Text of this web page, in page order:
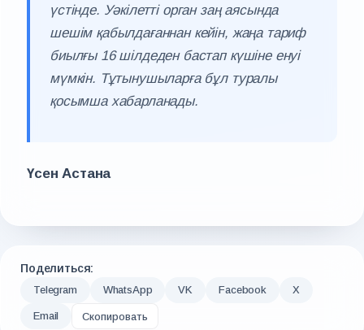
үстінде. Уәкілетті орган заң аясында
шешім қабылдағаннан кейін, жаңа тариф
биылғы 16 шілдеден бастап күшіне енуі
мүмкін. Тұтынушыларға бұл туралы
қосымша хабарланады.
Үсен Астана
Поделиться:
Telegram WhatsApp VK Facebook X
Email Скопировать